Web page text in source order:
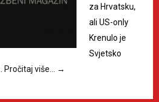
za Hrvatsku,
ali US-only
Krenulo je
Svjetsko
Pročitaj više… →